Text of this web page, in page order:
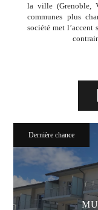
la ville (Grenoble,
communes plus
société met l’accent
Dernière chance